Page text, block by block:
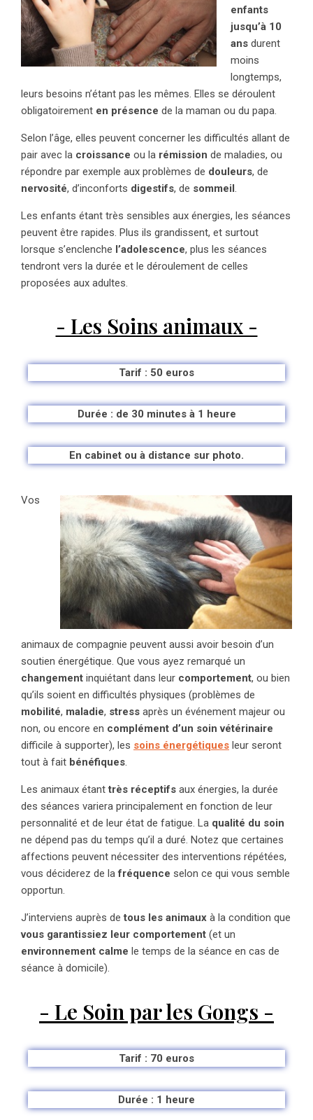
enfants
jusqu’à 10
ans durent
moins
longtemps,
leurs besoins n’étant pas les mêmes. Elles se déroulent
obligatoirement en présence de la maman ou du papa.
Selon l’âge, elles peuvent concerner les difficultés allant de
pair avec la croissance ou la rémission de maladies, ou
répondre par exemple aux problèmes de douleurs, de
nervosité, d’inconforts digestifs, de sommeil.
Les enfants étant très sensibles aux énergies, les séances
peuvent être rapides. Plus ils grandissent, et surtout
lorsque s’enclenche l’adolescence, plus les séances
tendront vers la durée et le déroulement de celles
proposées aux adultes.
- Les Soins animaux -
Tarif : 50 euros
Durée : de 30 minutes à 1 heure
En cabinet ou à distance sur photo.
Vos
animaux de compagnie peuvent aussi avoir besoin d’un
soutien énergétique. Que vous ayez remarqué un
changement inquiétant dans leur comportement, ou bien
qu’ils soient en difficultés physiques (problèmes de
mobilité, maladie, stress après un événement majeur ou
non, ou encore en complément d’un soin vétérinaire
difficile à supporter), les soins énergétiques leur seront
tout à fait bénéfiques.
Les animaux étanttrès réceptifs aux énergies, la durée
des séances variera principalement en fonction de leur
personnalité et de leur état de fatigue. La qualité du soin
ne dépend pas du temps qu’il a duré. Notez que certaines
affections peuvent nécessiter des interventions répétées,
vous déciderez de lafréquence selon ce qui vous semble
opportun.
J’interviens auprès detous les animaux à la condition que
vous garantissiez leur comportement (et un
environnement calme le temps de la séance en cas de
séance à domicile).
- Le Soin par les Gongs -
Tarif : 70 euros
Durée : 1 heure